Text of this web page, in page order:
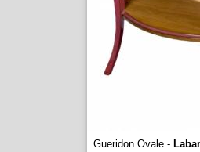
Gueridon Ovale -